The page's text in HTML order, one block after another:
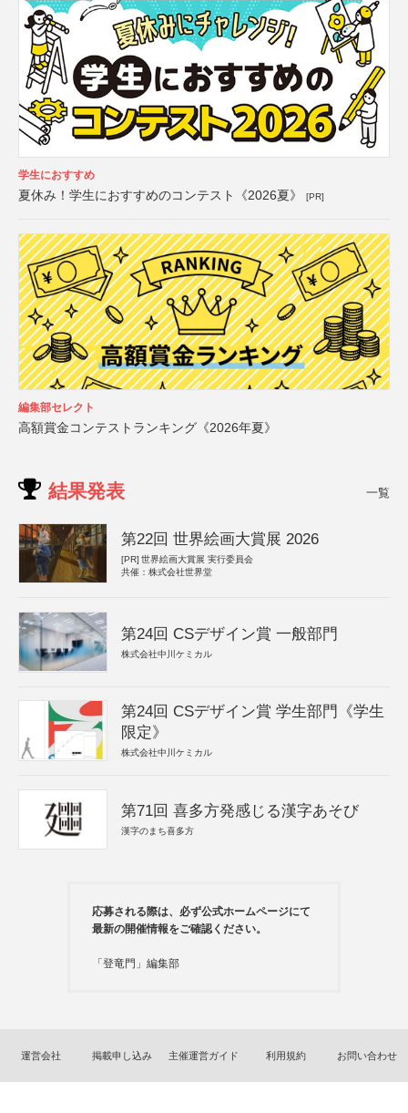
学生におすすめ
夏休み！学生におすすめのコンテスト《2026夏》 [PR]
編集部セレクト
高額賞金コンテストランキング《2026年夏》
結果発表 一覧
第22回 世界絵画大賞展 2026
[PR] 世界絵画大賞展 実行委員会
共催：株式会社世界堂
第24回 CSデザイン賞 一般部門
株式会社中川ケミカル
第24回 CSデザイン賞 学生部門《学生
限定》
株式会社中川ケミカル
第71回 喜多方発感じる漢字あそび
漢字のまち喜多方
応募される際は、必ず公式ホームページにて
最新の開催情報をご確認ください。
「登竜門」編集部
運営会社 掲載申し込み 主催運営ガイド 利用規約 お問い合わせ